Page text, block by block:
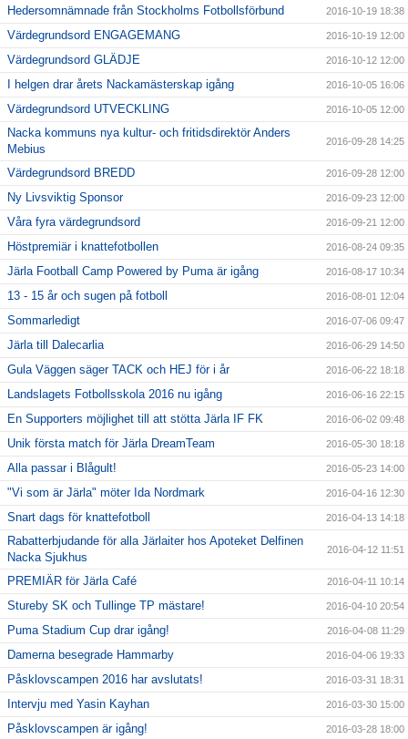
Hedersomnämnade från Stockholms Fotbollsförbund 2016-10-19 18:38
Värdegrundsord ENGAGEMANG 2016-10-19 12:00
Värdegrundsord GLÄDJE 2016-10-12 12:00
I helgen drar årets Nackamästerskap igång 2016-10-05 16:06
Värdegrundsord UTVECKLING 2016-10-05 12:00
Nacka kommuns nya kultur- och fritidsdirektör Anders
Mebius
2016-09-28 14:25
Värdegrundsord BREDD 2016-09-28 12:00
Ny Livsviktig Sponsor 2016-09-23 12:00
Våra fyra värdegrundsord 2016-09-21 12:00
Höstpremiär i knattefotbollen 2016-08-24 09:35
Järla Football Camp Powered by Puma är igång 2016-08-17 10:34
13 - 15 år och sugen på fotboll 2016-08-01 12:04
Sommarledigt 2016-07-06 09:47
Järla till Dalecarlia 2016-06-29 14:50
Gula Väggen säger TACK och HEJ för i år 2016-06-22 18:18
Landslagets Fotbollsskola 2016 nu igång 2016-06-16 22:15
En Supporters möjlighet till att stötta Järla IF FK 2016-06-02 09:48
Unik första match för Järla DreamTeam 2016-05-30 18:18
Alla passar i Blågult! 2016-05-23 14:00
"Vi som är Järla" möter Ida Nordmark 2016-04-16 12:30
Snart dags för knattefotboll 2016-04-13 14:18
Rabatterbjudande för alla Järlaiter hos Apoteket Delfinen
Nacka Sjukhus
2016-04-12 11:51
PREMIÄR för Järla Café 2016-04-11 10:14
Stureby SK och Tullinge TP mästare! 2016-04-10 20:54
Puma Stadium Cup drar igång! 2016-04-08 11:29
Damerna besegrade Hammarby 2016-04-06 19:33
Påsklovscampen 2016 har avslutats! 2016-03-31 18:31
Intervju med Yasin Kayhan 2016-03-30 15:00
Påsklovscampen är igång! 2016-03-28 18:00